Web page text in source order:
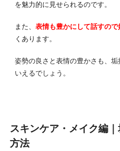
を魅力的に見せられるのです。
また、 表情も豊かにして話すの
くあります。
姿勢の良さと表情の豊かさも、
いえるでしょう。
スキンケア・メイク編
方法